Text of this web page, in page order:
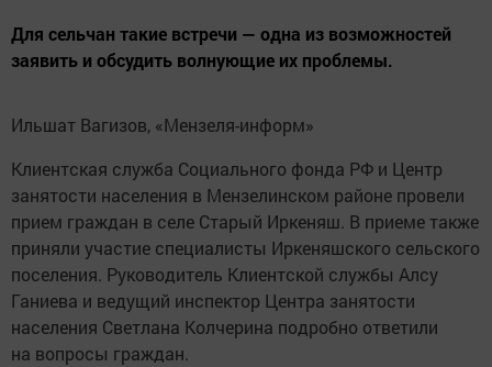
Для сельчан такие встречи — одна из возможностей
заявить и обсудить волнующие их проблемы.
Ильшат Вагизов, «Мензеля-информ»
Клиентская служба Социального фонда РФ и Центр
занятости населения в Мензелинском районе провели
прием граждан в селе Старый Иркеняш. В приеме также
приняли участие специалисты Иркеняшского сельского
поселения. Руководитель Клиентской службы Алсу
Ганиева и ведущий инспектор Центра занятости
населения Светлана Колчерина подробно ответили
на вопросы граждан.